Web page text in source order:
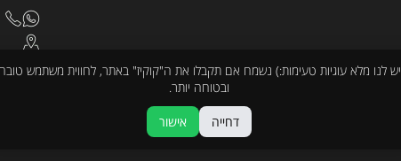
יש לנו מלא עוגיות טעימות:) נשמח אם תקבלו את ה"קוקיז" באתר, לחווית משתמש
ובטוחה יותר.
דחייה אישור